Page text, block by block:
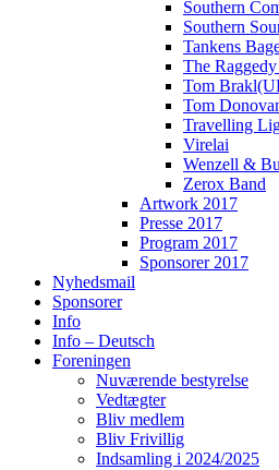
Southern
Southern
Tankens
The
Tom
Tom
Travelling
Virelai
Wenzell &
Zerox Band
Artwork 2017
Presse 2017
Program 2017
Sponsorer 2017
Nyhedsmail
Sponsorer
Info
Info – Deutsch
Foreningen
Nuværende bestyrelse
Vedtægter
Bliv medlem
Bliv Frivillig
Indsamling i 2024/2025